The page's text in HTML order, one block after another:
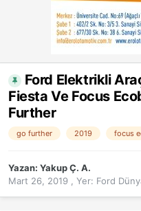
Ford Elektrikli
Fiesta Ve Focus
Further
go further 2019 focus
Yazan: Yakup Ç. A.
Mart 26, 2019 , Yer: Ford